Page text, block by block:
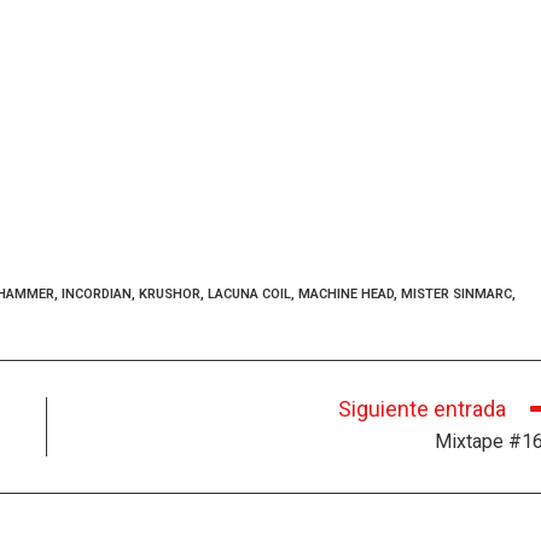
, INCORDIAN, KRUSHOR, LACUNA COIL, MACHINE HEAD, MISTER SINMARC,
Siguiente entrada
Mixtape